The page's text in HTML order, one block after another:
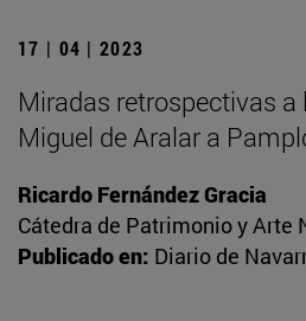
17 | 04 | 2023
Miradas retrospectivas a
Miguel de Aralar a
Ricardo Fernández Gracia
Cátedra de Patrimonio y Arte
Publicado en: Diario de